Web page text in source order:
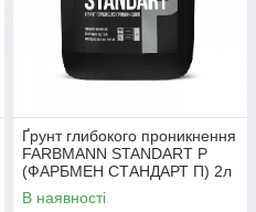
Ґрунт глибокого проникнення
FARBMANN STANDART P
(ФАРБМЕН СТАНДАРТ П) 2л
В наявності